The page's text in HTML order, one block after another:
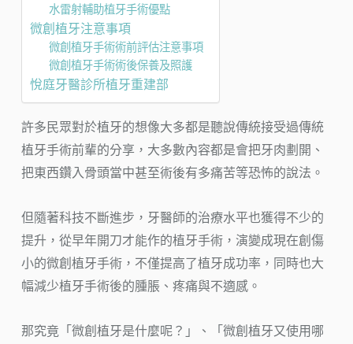
水雷射輔助植牙手術優點
微創植牙注意事項
微創植牙手術術前評估注意事項
微創植牙手術術後保養及照護
悅庭牙醫診所植牙重建部
許多民眾對於植牙的想像大多都是聽說傳統接受過傳統
植牙手術前輩的分享，大多數內容都是會把牙肉劃開、
把東西鑽入骨頭當中甚至術後有多痛苦等恐怖的說法。
但隨著科技不斷進步，牙醫師的治療水平也獲得不少的
提升，從早年開刀才能作的植牙手術，演變成現在創傷
小的微創植牙手術，不僅提高了植牙成功率，同時也大
幅減少植牙手術後的腫脹、疼痛與不適感。
那究竟「微創植牙是什麼呢？」、「微創植牙又使用哪